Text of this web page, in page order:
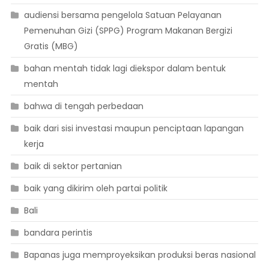
audiensi bersama pengelola Satuan Pelayanan
Pemenuhan Gizi (SPPG) Program Makanan Bergizi
Gratis (MBG)
bahan mentah tidak lagi diekspor dalam bentuk
mentah
bahwa di tengah perbedaan
baik dari sisi investasi maupun penciptaan lapangan
kerja
baik di sektor pertanian
baik yang dikirim oleh partai politik
Bali
bandara perintis
Bapanas juga memproyeksikan produksi beras nasional